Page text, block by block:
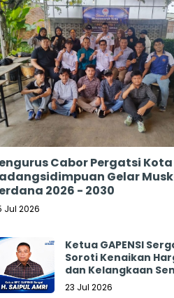
Cabor Pergatsi Kota
Gelar
2026 - 2030
Jul 2026
Ketua GAPENSI
Soroti Kenaikan
dan Kelangkaan
Minta Pemerintah
23 Jul 2026